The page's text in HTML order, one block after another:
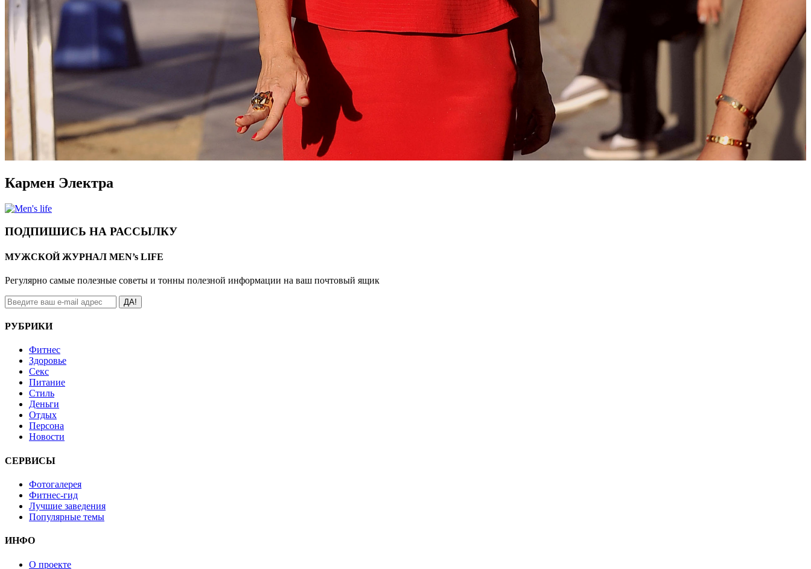
Кармен Электра
ПОДПИШИСЬ НА РАССЫЛКУ
МУЖСКОЙ ЖУРНАЛ MEN’s LIFE
Регулярно самые полезные советы и тонны полезной информации на ваш почтовый ящик
ДА!
РУБРИКИ
Фитнес
Здоровье
Секс
Питание
Стиль
Деньги
Отдых
Персона
Новости
СЕРВИСЫ
Фотогалерея
Фитнес-гид
Лучшие заведения
Популярные темы
ИНФО
О проекте